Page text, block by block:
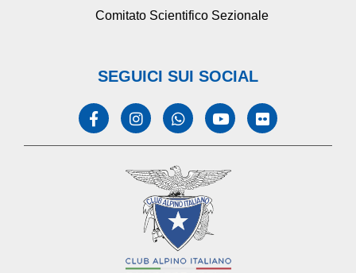
Comitato Scientifico Sezionale
SEGUICI SUI SOCIAL